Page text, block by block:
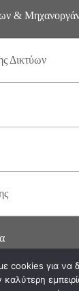
&
Δικτύων
cookies για να